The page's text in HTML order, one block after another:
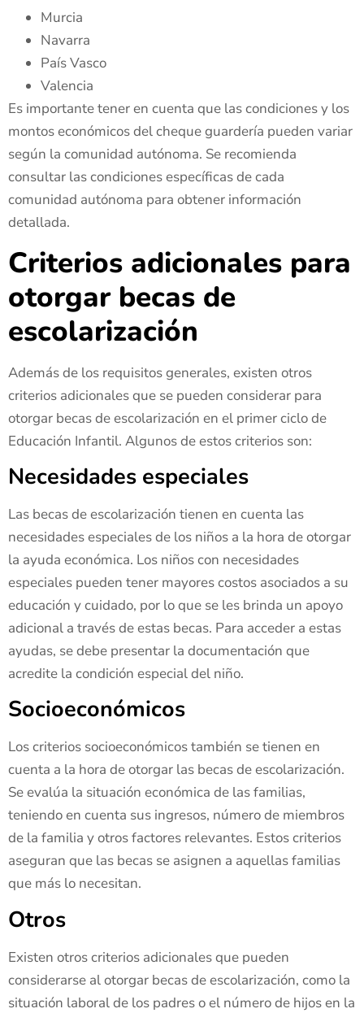
Murcia
Navarra
País Vasco
Valencia
Es importante tener en cuenta que las condiciones y los
montos económicos del cheque guardería pueden variar
según la comunidad autónoma. Se recomienda
consultar las condiciones específicas de cada
comunidad autónoma para obtener información
detallada.
Criterios adicionales para
otorgar becas de
escolarización
Además de los requisitos generales, existen otros
criterios adicionales que se pueden considerar para
otorgar becas de escolarización en el primer ciclo de
Educación Infantil. Algunos de estos criterios son:
Necesidades especiales
Las becas de escolarización tienen en cuenta las
necesidades especiales de los niños a la hora de otorgar
la ayuda económica. Los niños con necesidades
especiales pueden tener mayores costos asociados a su
educación y cuidado, por lo que se les brinda un apoyo
adicional a través de estas becas. Para acceder a estas
ayudas, se debe presentar la documentación que
acredite la condición especial del niño.
Socioeconómicos
Los criterios socioeconómicos también se tienen en
cuenta a la hora de otorgar las becas de escolarización.
Se evalúa la situación económica de las familias,
teniendo en cuenta sus ingresos, número de miembros
de la familia y otros factores relevantes. Estos criterios
aseguran que las becas se asignen a aquellas familias
que más lo necesitan.
Otros
Existen otros criterios adicionales que pueden
considerarse al otorgar becas de escolarización, como la
situación laboral de los padres o el número de hijos en la